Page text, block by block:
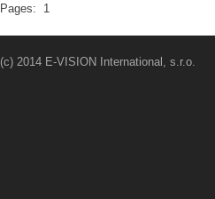
Pages: 1
(c) 2014 E-VISION International, s.r.o.